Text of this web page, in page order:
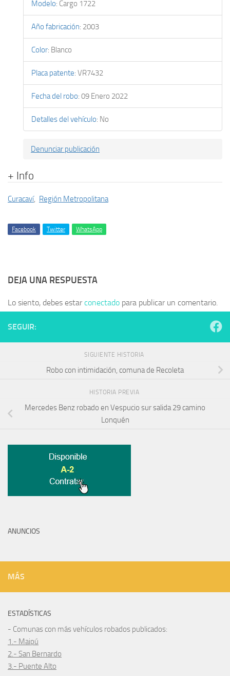
Modelo: Cargo 1722
Año fabricación: 2003
Color: Blanco
Placa patente: VR7432
Fecha del robo: 09 Enero 2022
Detalles del vehículo: No
Denunciar publicación
+ Info
Curacaví, Región Metropolitana
Facebook Twitter WhatsApp
DEJA UNA RESPUESTA
Lo siento, debes estarconectado para publicar un comentario.
SEGUIR:
SIGUIENTE HISTORIA
Robo con intimidación, comuna de Recoleta
HISTORIA PREVIA
Mercedes Benz robado en Vespucio sur salida 29 camino
Lonquén
ANUNCIOS
MÁS
ESTADÍSTICAS
- Comunas con más vehículos robados publicados:
1.- Maipú
2.- San Bernardo
3.- Puente Alto